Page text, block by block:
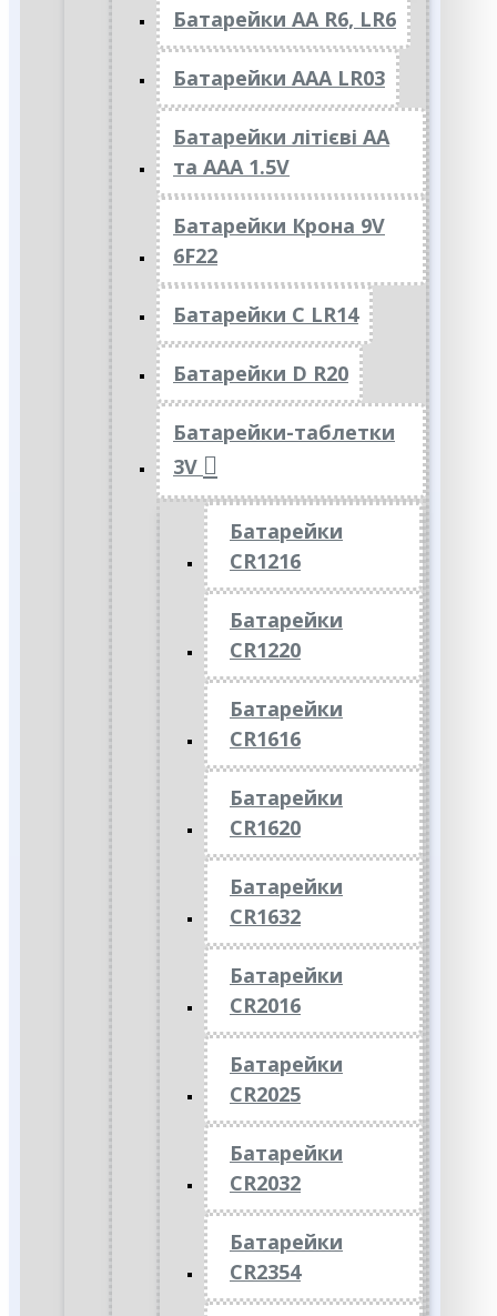
Батарейки АА R6, LR6
Батарейки АAА LR03
Батарейки літієві АА
та ААА 1.5V
Батарейки Крона 9V
6F22
Батарейки C LR14
Батарейки D R20
Батарейки-таблетки
3V
Батарейки
CR1216
Батарейки
CR1220
Батарейки
CR1616
Батарейки
CR1620
Батарейки
CR1632
Батарейки
CR2016
Батарейки
CR2025
Батарейки
CR2032
Батарейки
CR2354